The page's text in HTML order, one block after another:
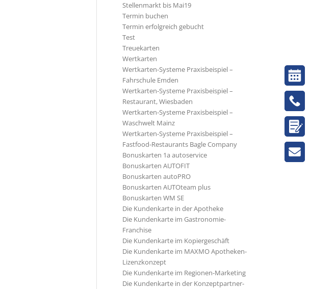
Stellenmarkt bis Mai19
Termin buchen
Termin erfolgreich gebucht
Test
Treuekarten
Wertkarten
Wertkarten-Systeme Praxisbeispiel –
Fahrschule Emden
Wertkarten-Systeme Praxisbeispiel –
Restaurant, Wiesbaden
Wertkarten-Systeme Praxisbeispiel –
Waschwelt Mainz
Wertkarten-Systeme Praxisbeispiel –
Fastfood-Restaurants Bagle Company
Bonuskarten 1a autoservice
Bonuskarten AUTOFIT
Bonuskarten autoPRO
Bonuskarten AUTOteam plus
Bonuskarten WM SE
Die Kundenkarte in der Apotheke
Die Kundenkarte im Gastronomie-
Franchise
Die Kundenkarte im Kopiergeschäft
Die Kundenkarte im MAXMO Apotheken-
Lizenzkonzept
Die Kundenkarte im Regionen-Marketing
Die Kundenkarte in der Konzeptpartner-